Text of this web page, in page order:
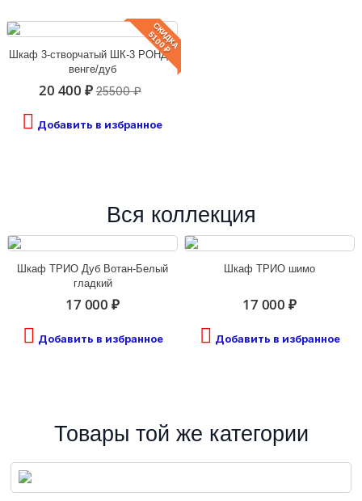
СКИДКА
5100 ₽
Шкаф 3-створчатый ШК-3 РОНДА
венге/дуб
20 400 ₽ 25500 ₽
Добавить в избранное
Вся коллекция
Шкаф ТРИО Дуб Вотан-Белый
гладкий
17 000 ₽
Добавить в избранное
Шкаф ТРИО шимо
17 000 ₽
Добавить в избранное
Товары той же категории